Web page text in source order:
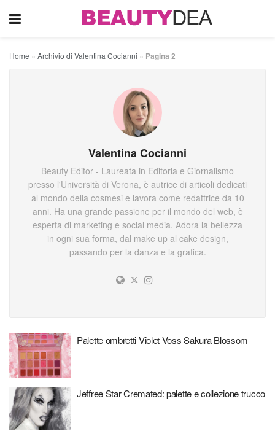
Home » Archivio di Valentina Cocianni » Pagina 2
Valentina Cocianni
Beauty Editor - Laureata in Editoria e Giornalismo
presso l'Università di Verona, è autrice di articoli dedicati
al mondo della cosmesi e lavora come redattrice da 10
anni. Ha una grande passione per il mondo del web, è
esperta di marketing e social media. Adora la bellezza
in ogni sua forma, dal make up al cake design,
passando per la danza e la grafica.
Palette ombretti Violet Voss Sakura Blossom
Jeffree Star Cremated: palette e collezione trucco